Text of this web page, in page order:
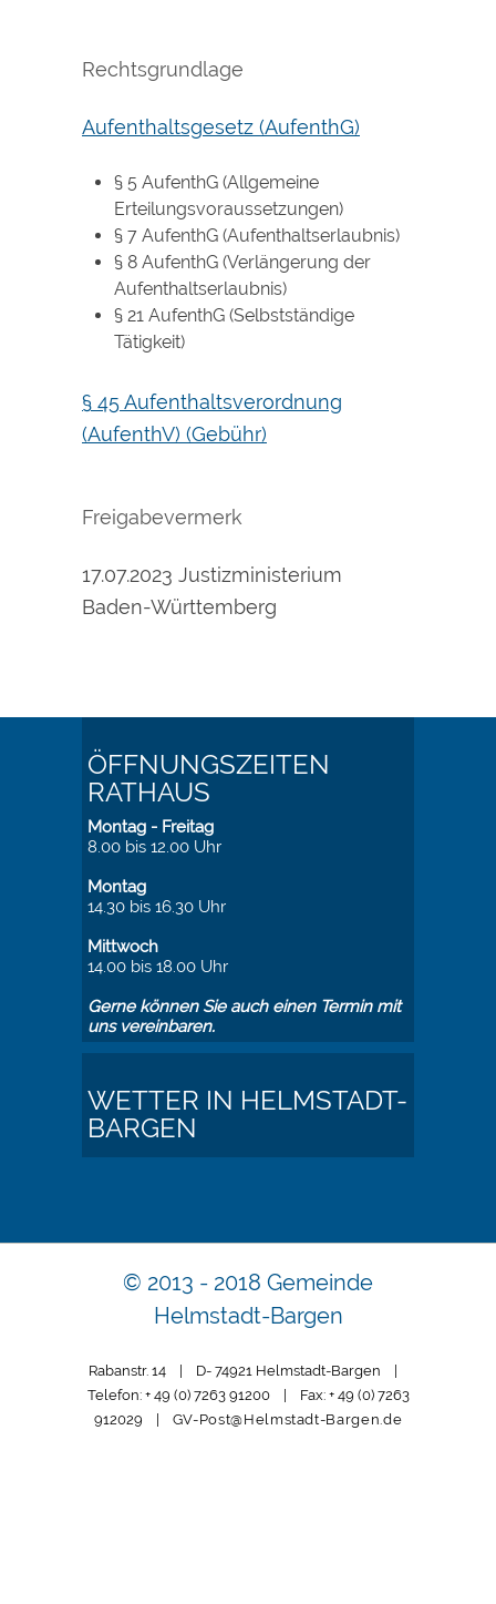
Rechtsgrundlage
Aufenthaltsgesetz (AufenthG)
§ 5 AufenthG (Allgemeine
Erteilungsvoraussetzungen)
§ 7 AufenthG (Aufenthaltserlaubnis)
§ 8 AufenthG (Verlängerung der
Aufenthaltserlaubnis)
§ 21 AufenthG (Selbstständige
Tätigkeit)
§ 45 Aufenthaltsverordnung
(AufenthV) (Gebühr)
Freigabevermerk
17.07.2023 Justizministerium
Baden-Württemberg
ÖFFNUNGSZEITEN
RATHAUS
Montag - Freitag
8.00 bis 12.00 Uhr
Montag
14.30 bis 16.30 Uhr
Mittwoch
14.00 bis 18.00 Uhr
Gerne können Sie auch einen Termin mit
uns vereinbaren.
WETTER IN HELMSTADT-
BARGEN
© 2013 - 2018 Gemeinde
Helmstadt-Bargen
Rabanstr. 14 | D- 74921 Helmstadt-Bargen |
Telefon: + 49 (0) 7263 91200 | Fax: + 49 (0) 7263
912029 | GV-Post@Helmstadt-Bargen.de